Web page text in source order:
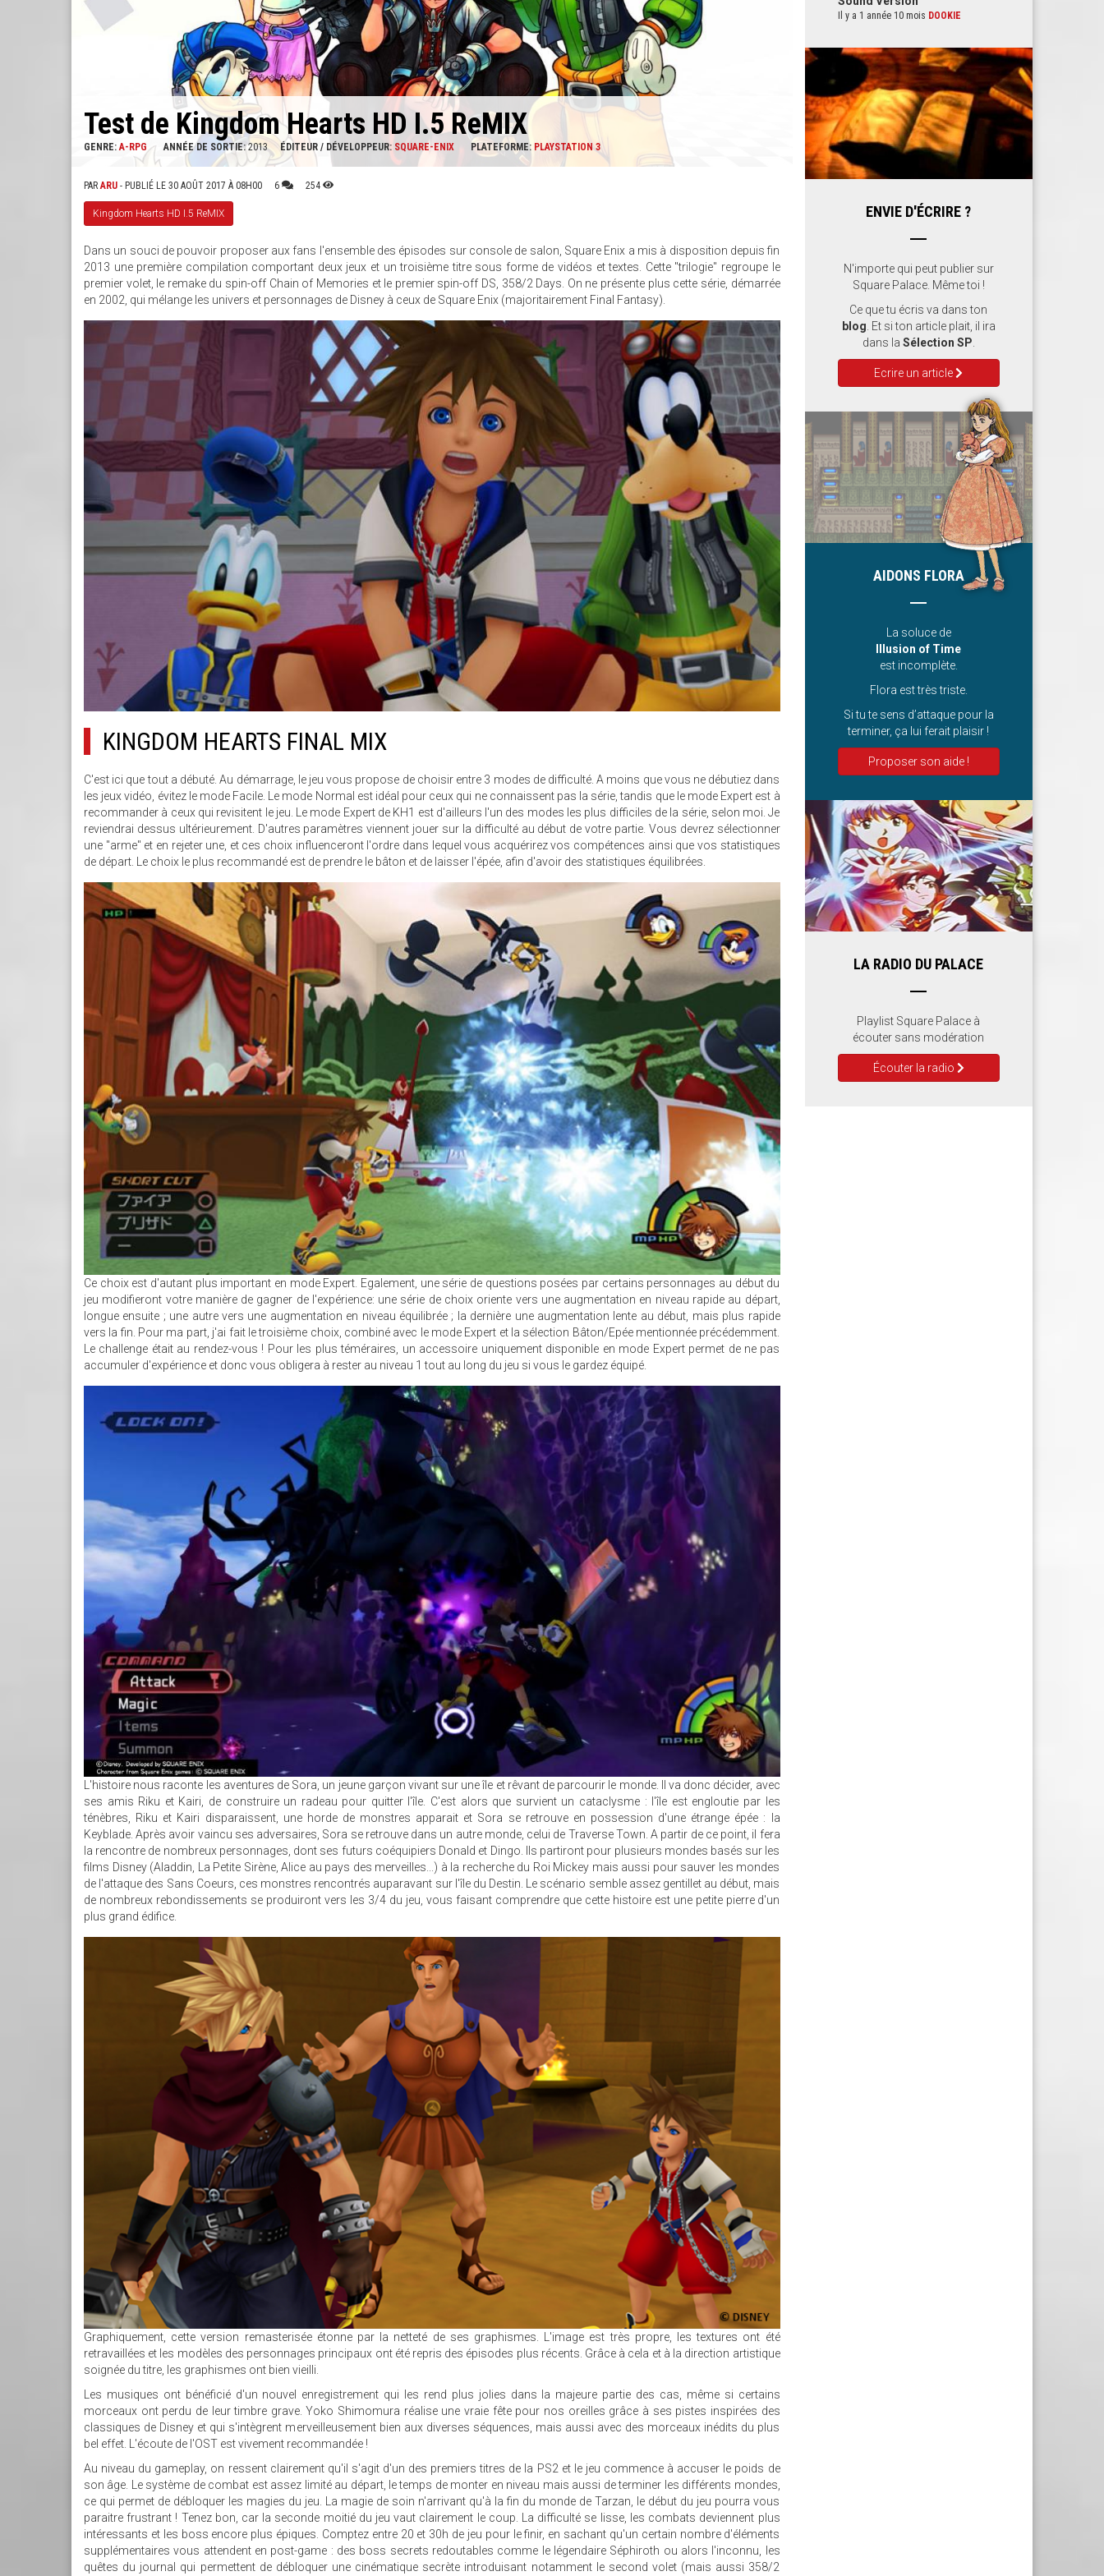
Test de Kingdom Hearts HD I.5 ReMIX
GENRE: A-RPG ANNÉE DE SORTIE:2013 ÉDITEUR / DÉVELOPPEUR: SQUARE-ENIX PLATEFORME: PLAYSTATION 3
PAR ARU - PUBLIÉ LE 30 AOÛT 2017 À 08H00 6 254
Kingdom Hearts HD I.5 ReMIX
Dans un souci de pouvoir proposer aux fans l'ensemble des épisodes sur console de salon, Square Enix a mis à disposition depuis fin
2013 une première compilation comportant deux jeux et un troisième titre sous forme de vidéos et textes. Cette "trilogie" regroupe le
premier volet, le remake du spin-off Chain of Memories et le premier spin-off DS, 358/2 Days. On ne présente plus cette série, démarrée
en 2002, qui mélange les univers et personnages de Disney à ceux de Square Enix (majoritairement Final Fantasy).
161667_SCREENSHOT_04_L1.JPG
KINGDOM HEARTS FINAL MIX
C'est ici que tout a débuté. Au démarrage, le jeu vous propose de choisir entre 3 modes de difficulté. A moins que vous ne débutiez dans
les jeux vidéo, évitez le mode Facile. Le mode Normal est idéal pour ceux qui ne connaissent pas la série, tandis que le mode Expert est à
recommander à ceux qui revisitent le jeu. Le mode Expert de KH1 est d'ailleurs l'un des modes les plus difficiles de la série, selon moi. Je
reviendrai dessus ultérieurement. D'autres paramètres viennent jouer sur la difficulté au début de votre partie. Vous devrez sélectionner
une "arme" et en rejeter une, et ces choix influenceront l'ordre dans lequel vous acquérirez vos compétences ainsi que vos statistiques
de départ. Le choix le plus recommandé est de prendre le bâton et de laisser l'épée, afin d'avoir des statistiques équilibrées.
KINGDOM_HEARTS_HD_REMIX_SCREENSHOT_211.JPG
Ce choix est d'autant plus important en mode Expert. Egalement, une série de questions posées par certains personnages au début du
jeu modifieront votre manière de gagner de l'expérience: une série de choix oriente vers une augmentation en niveau rapide au départ,
longue ensuite ; une autre vers une augmentation en niveau équilibrée ; la dernière une augmentation lente au début, mais plus rapide
vers la fin. Pour ma part, j'ai fait le troisième choix, combiné avec le mode Expert et la sélection Bâton/Epée mentionnée précédemment.
Le challenge était au rendez-vous ! Pour les plus téméraires, un accessoire uniquement disponible en mode Expert permet de ne pas
accumuler d'expérience et donc vous obligera à rester au niveau 1 tout au long du jeu si vous le gardez équipé.
L'histoire nous raconte les aventures de Sora, un jeune garçon vivant sur une île et rêvant de parcourir le monde. Il va donc décider, avec
ses amis Riku et Kairi, de construire un radeau pour quitter l'île. C'est alors que survient un cataclysme : l'île est engloutie par les
ténèbres, Riku et Kairi disparaissent, une horde de monstres apparait et Sora se retrouve en possession d'une étrange épée : la
Keyblade. Après avoir vaincu ses adversaires, Sora se retrouve dans un autre monde, celui de Traverse Town. A partir de ce point, il fera
la rencontre de nombreux personnages, dont ses futurs coéquipiers Donald et Dingo. Ils partiront pour plusieurs mondes basés sur les
films Disney (Aladdin, La Petite Sirène, Alice au pays des merveilles...) à la recherche du Roi Mickey mais aussi pour sauver les mondes
de l'attaque des Sans Coeurs, ces monstres rencontrés auparavant sur l'île du Destin. Le scénario semble assez gentillet au début, mais
de nombreux rebondissements se produiront vers les 3/4 du jeu, vous faisant comprendre que cette histoire est une petite pierre d'un
plus grand édifice.
KHRECODEDPNG-
F482551.PNG
Graphiquement, cette version remasterisée étonne par la netteté de ses graphismes. L'image est très propre, les textures ont été
retravaillées et les modèles des personnages principaux ont été repris des épisodes plus récents. Grâce à cela et à la direction artistique
soignée du titre, les graphismes ont bien vieilli.
Les musiques ont bénéficié d'un nouvel enregistrement qui les rend plus jolies dans la majeure partie des cas, même si certains
morceaux ont perdu de leur timbre grave. Yoko Shimomura réalise une vraie fête pour nos oreilles grâce à ses pistes inspirées des
classiques de Disney et qui s'intègrent merveilleusement bien aux diverses séquences, mais aussi avec des morceaux inédits du plus
bel effet. L'écoute de l'OST est vivement recommandée !
Au niveau du gameplay, on ressent clairement qu'il s'agit d'un des premiers titres de la PS2 et le jeu commence à accuser le poids de
son âge. Le système de combat est assez limité au départ, le temps de monter en niveau mais aussi de terminer les différents mondes,
ce qui permet de débloquer les magies du jeu. La magie de soin n'arrivant qu'à la fin du monde de Tarzan, le début du jeu pourra vous
paraitre frustrant ! Tenez bon, car la seconde moitié du jeu vaut clairement le coup. La difficulté se lisse, les combats deviennent plus
intéressants et les boss encore plus épiques. Comptez entre 20 et 30h de jeu pour le finir, en sachant qu'un certain nombre d'éléments
supplémentaires vous attendent en post-game : des boss secrets redoutables comme le légendaire Séphiroth ou alors l'inconnu, les
quêtes du journal qui permettent de débloquer une cinématique secrète introduisant notamment le second volet (mais aussi 358/2
Il y a 1 année 10 mois DOOKIE
ENVIE D'ÉCRIRE ?
N'importe qui peut publier sur
Square Palace. Même toi !
Ce que tu écris va dans ton
blog . Et si ton article plait, il ira
dans la Sélection SP
Ecrire un article
AIDONS FLORA
La soluce de
Illusion of Time
est incomplète.
Flora est très triste.
Si tu te sens d’attaque pour la
terminer, ça lui ferait plaisir !
Proposer son aide !
LA RADIO DU PALACE
Playlist Square Palace à
écouter sans modération
Écouter la radio